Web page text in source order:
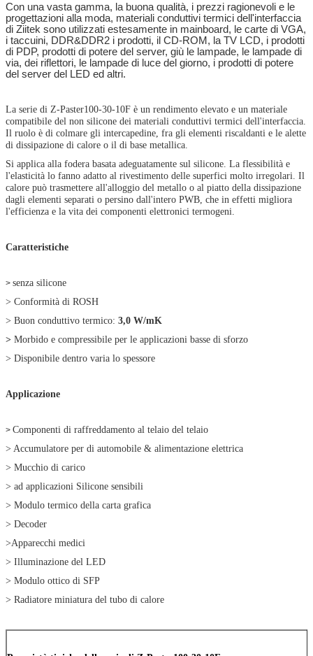
Con una vasta gamma, la buona qualità, i prezzi ragionevoli e le
progettazioni alla moda, materiali conduttivi termici dell'interfaccia
di Ziitek sono utilizzati estesamente in mainboard, le carte di VGA,
i taccuini, DDR&DDR2 i prodotti, il CD-ROM, la TV LCD, i prodotti
di PDP, prodotti di potere del server, giù le lampade, le lampade di
via, dei riflettori, le lampade di luce del giorno, i prodotti di potere
del server del LED ed altri.
La serie di Z-Paster100-30-10F è un rendimento elevato e un materiale
compatibile del non silicone dei materiali conduttivi termici dell'interfaccia.
Il ruolo è di colmare gli intercapedine, fra gli elementi riscaldanti e le alette
di dissipazione di calore o il di base metallica.
Si applica alla fodera basata adeguatamente sul silicone. La flessibilità e
l'elasticità lo fanno adatto al rivestimento delle superfici molto irregolari. Il
calore può trasmettere all'alloggio del metallo o al piatto della dissipazione
dagli elementi separati o persino dall'intero PWB, che in effetti migliora
l'efficienza e la vita dei componenti elettronici termogeni.
Caratteristiche
> senza silicone
> Conformità di ROSH
> Buon conduttivo termico: 3,0 W/mK
> Morbido e compressibile per le applicazioni basse di sforzo
> Disponibile dentro varia lo spessore
Applicazione
> Componenti di raffreddamento al telaio del telaio
> Accumulatore per di automobile & alimentazione elettrica
> Mucchio di carico
> ad applicazioni Silicone sensibili
> Modulo termico della carta grafica
> Decoder
>Apparecchi medici
> Illuminazione del LED
> Modulo ottico di SFP
> Radiatore miniatura del tubo di calore